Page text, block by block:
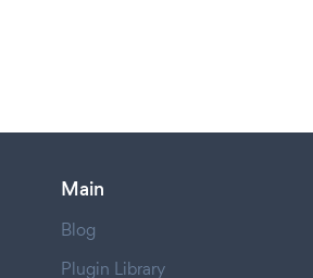
Main
Blog
Plugin Library